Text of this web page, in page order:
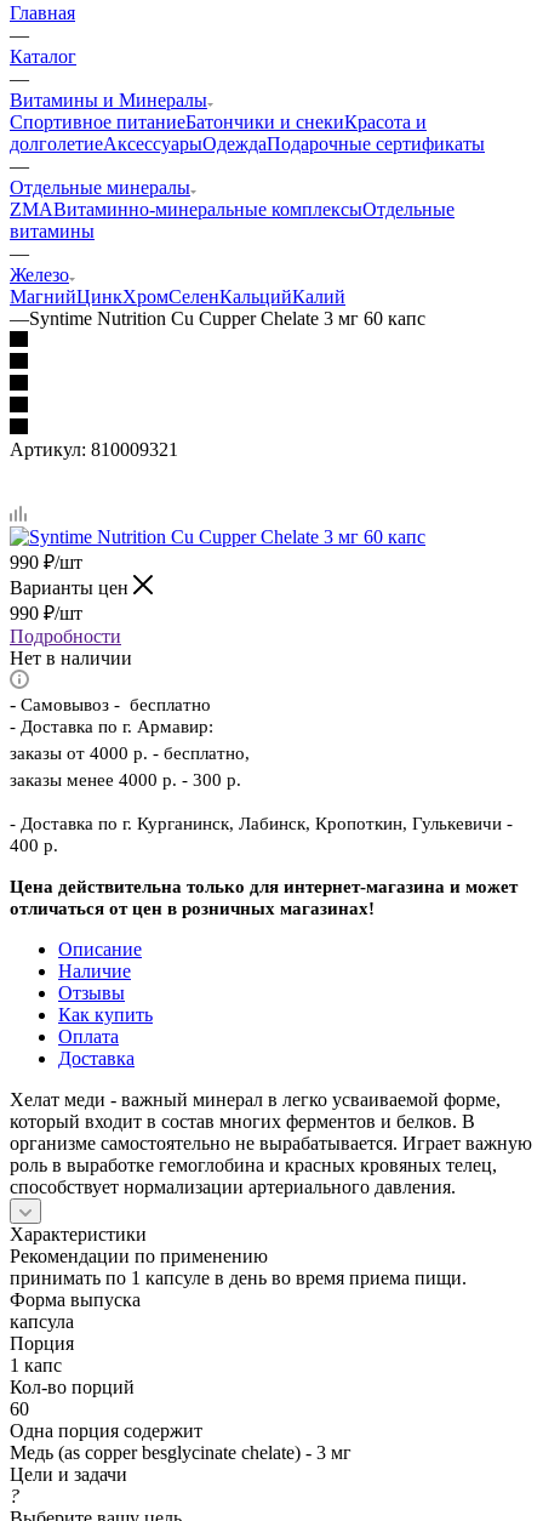
Главная
—
Каталог
—
Витамины и Минералы
Спортивное питаниеБатончики и снекиКрасота и
долголетиеАксессуарыОдеждаПодарочные сертификаты
—
Отдельные минералы
ZMAВитаминно-минеральные комплексыОтдельные
витамины
—
Железо
МагнийЦинкХромСеленКальцийКалий
—Syntime Nutrition Cu Cupper Chelate 3 мг 60 капс
Артикул: 810009321
990 ₽/шт
Варианты цен
990 ₽/шт
Подробности
Нет в наличии
- Самовывоз - бесплатно
- Доставка по г. Армавир:
заказы от 4000 р. - бесплатно,
заказы менее 4000 р. - 300 р.
- Доставка по г. Курганинск, Лабинск, Кропоткин, Гулькевичи -
400 р.
Цена действительна только для интернет-магазина и может
отличаться от цен в розничных магазинах!
Описание
Наличие
Отзывы
Как купить
Оплата
Доставка
Хелат меди - важный минерал в легко усваиваемой форме,
который входит в состав многих ферментов и белков. В
организме самостоятельно не вырабатывается. Играет важную
роль в выработке гемоглобина и красных кровяных телец,
способствует нормализации артериального давления.
Характеристики
Рекомендации по применению
принимать по 1 капсуле в день во время приема пищи.
Форма выпуска
капсула
Порция
1 капс
Кол-во порций
60
Одна порция содержит
Медь (as copper besglycinate chelate) - 3 мг
Цели и задачи
?